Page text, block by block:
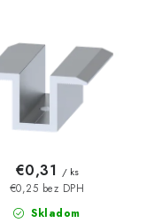
Skladom
€0,25 bez DPH
€0,31 / ks